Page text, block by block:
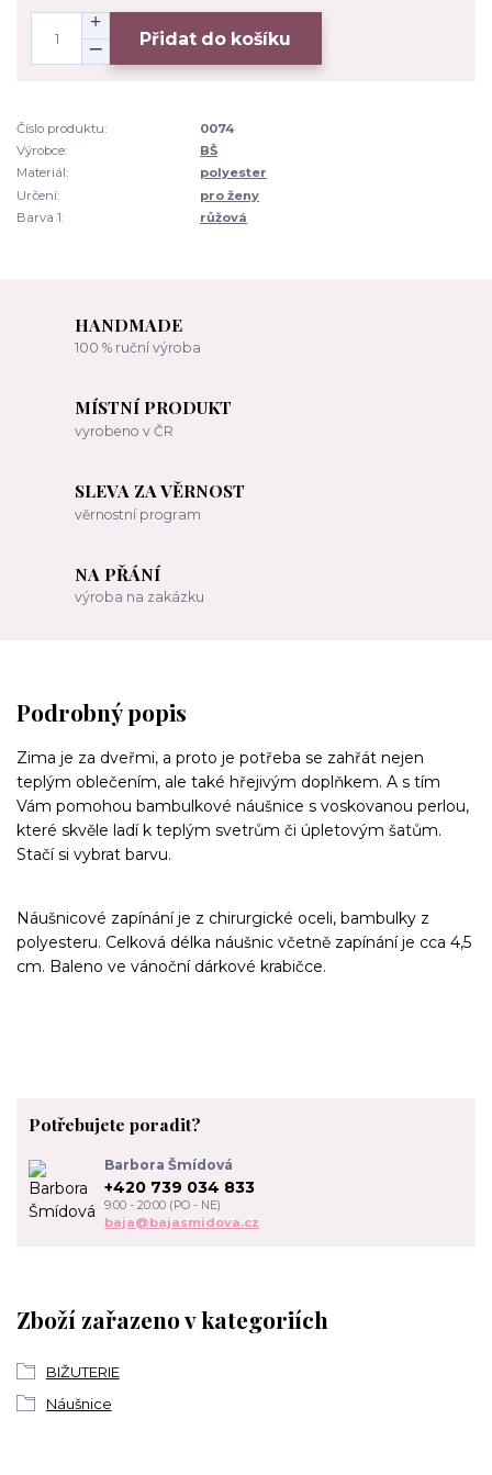
Přidat do košíku
Číslo produktu:
0074
Výrobce:
BŠ
Materiál:
polyester
Určení:
pro ženy
Barva 1:
růžová
HANDMADE
100 % ruční výroba
MÍSTNÍ PRODUKT
vyrobeno v ČR
SLEVA ZA VĚRNOST
věrnostní program
NA PŘÁNÍ
výroba na zakázku
Podrobný popis
Zima je za dveřmi, a proto je potřeba se zahřát nejen
teplým oblečením, ale také hřejivým doplňkem. A s tím
Vám pomohou bambulkové náušnice s voskovanou perlou,
které skvěle ladí k teplým svetrům či úpletovým šatům.
Stačí si vybrat barvu.
Náušnicové zapínání je z chirurgické oceli, bambulky z
polyesteru. Celková délka náušnic včetně zapínání je cca 4,5
cm. Baleno ve vánoční dárkové krabičce.
Zboží zařazeno v kategoriích
BIŽUTERIE
Náušnice
Potřebujete poradit?
Barbora Šmídová
+420 739 034 833
9:00 - 20:00 (PO - NE)
baja@bajasmidova.cz